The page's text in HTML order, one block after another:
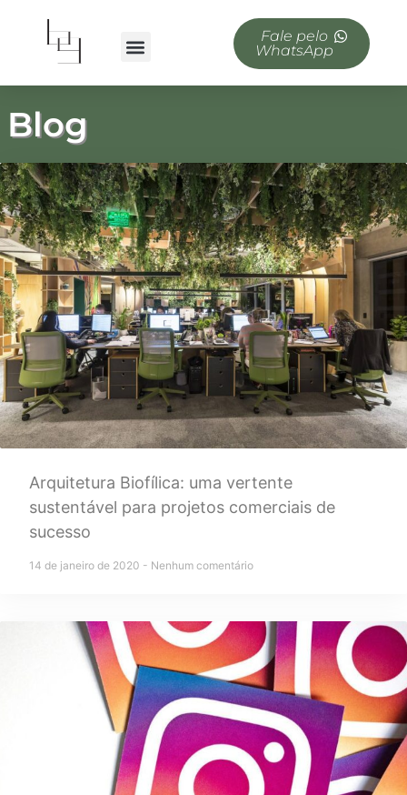
Fale pelo
WhatsApp
Blog
Arquitetura Biofílica: uma vertente
sustentável para projetos comerciais de
sucesso
14 de janeiro de 2020 Nenhum comentário